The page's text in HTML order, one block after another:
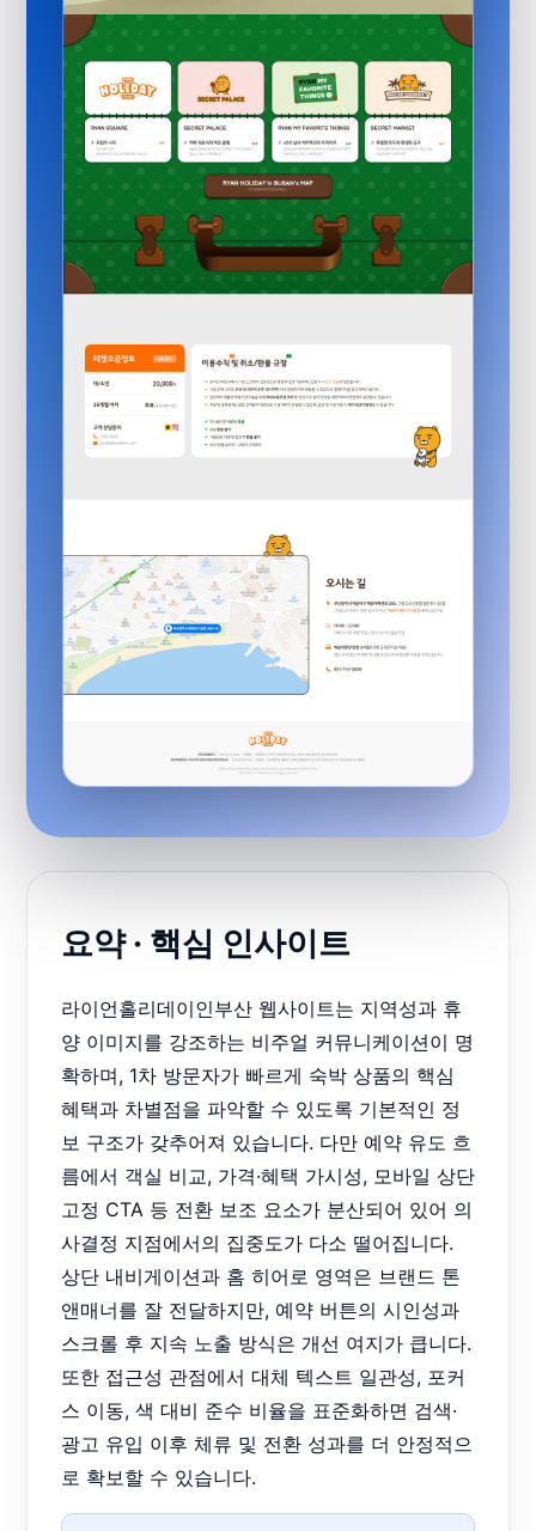
요약 · 핵심 인사이트
라이언홀리데이인부산 웹사이트는 지역성과 휴
양 이미지를 강조하는 비주얼 커뮤니케이션이 명
확하며, 1차 방문자가 빠르게 숙박 상품의 핵심
혜택과 차별점을 파악할 수 있도록 기본적인 정
보 구조가 갖추어져 있습니다. 다만 예약 유도 흐
름에서 객실 비교, 가격·혜택 가시성, 모바일 상단
고정 CTA 등 전환 보조 요소가 분산되어 있어 의
사결정 지점에서의 집중도가 다소 떨어집니다.
상단 내비게이션과 홈 히어로 영역은 브랜드 톤
앤매너를 잘 전달하지만, 예약 버튼의 시인성과
스크롤 후 지속 노출 방식은 개선 여지가 큽니다.
또한 접근성 관점에서 대체 텍스트 일관성, 포커
스 이동, 색 대비 준수 비율을 표준화하면 검색·
광고 유입 이후 체류 및 전환 성과를 더 안정적으
로 확보할 수 있습니다.